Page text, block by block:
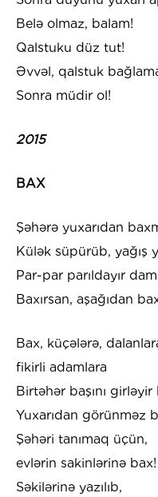
Belə olmaz, balam!
Qalstuku düz tut!
Əvvəl, qalstuk
Sonra müdir ol!
2015
BAX
Şəhərə yuxarıdan
Külək süpürüb, yağış
Par-par parıldayır
Baxırsan, aşağıdan
Bax, küçələrə,
fikirli adamlara
Birtəhər başını girləyir
Yuxarıdan görünməz
Şəhəri tanımaq üçün,
evlərin sakinlərinə bax!
Səkilərinə yazılıb,